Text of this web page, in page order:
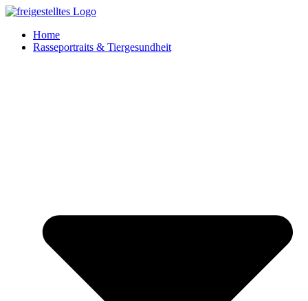
Zum
springenHome
Rasseportraits & Tiergesundheit